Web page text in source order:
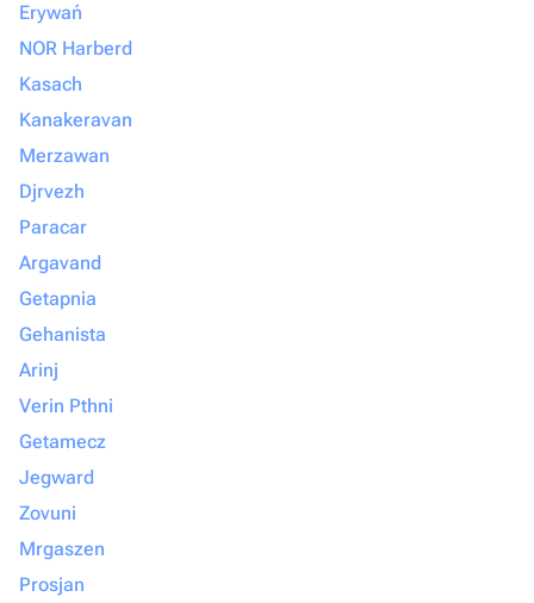
Erywań
NOR Harberd
Kasach
Kanakeravan
Merzawan
Djrvezh
Paracar
Argavand
Getapnia
Gehanista
Arinj
Verin Pthni
Getamecz
Jegward
Zovuni
Mrgaszen
Prosjan